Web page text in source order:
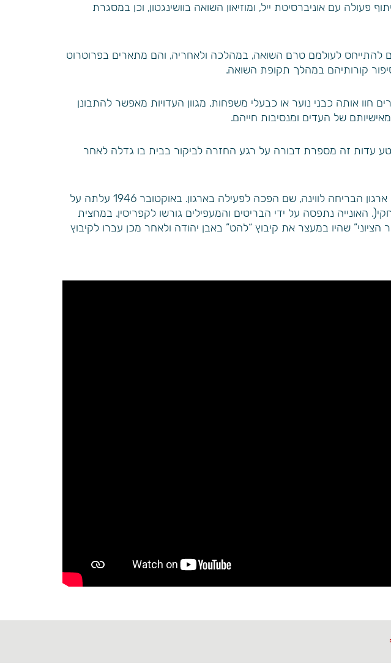
עם אוניברסיטת ייל, ומוזיאון השואה בוושינגטון, וכן במסגרת
להתייחס לעולמם טרם השואה, במהלכה ולאחריה, והם מתארים בפרוטרוט
קורותיהם במהלך תקופת השואה.
חוו אותה כבני נוער או כבעלי משפחות. מגוון העדויות מאפשר להתבונן
של העדים ומנסיבות חייהם.
יצחקי לבית פרידמן, ילידת 1928 ,קובנה ליטא. במקטע עדות זה מספרת דבורה על רגע החזרה לביקור בבית בו גדלה לאחר
במהלך השואה הייתה דבורה בגטו קובנה ובמחנות עבודה. לאחר השחרור הגיעה בסיוע ארגון הבריחה לווינה, שם הפכה לפעילה בארגון. באוקטובר 1946 עלתה על
האונייה נתפסה על ידי הבריטים והמעפילים גורשו לקפריסין. במחצית
הציוני” שהיו במעצר את קיבוץ “להט” באבן יהודה ולאחר מכן עברו לקיבוץ